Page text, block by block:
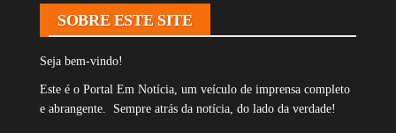
SOBRE ESTE SITE
Seja bem-vindo!
Este é o Portal Em Notícia, um veículo de imprensa completo
e abrangente. Sempre atrás da notícia, do lado da verdade!